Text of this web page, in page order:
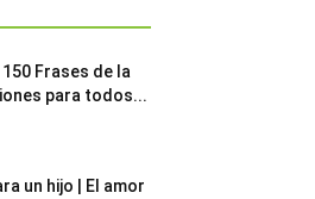
Frases de la
para todos...
un hijo | El amor